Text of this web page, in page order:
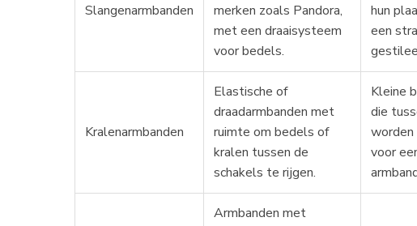
Slangenarmbanden
merken zoals Pandora,
met een draaisysteem
voor bedels.
hun
een
Kralenarmbanden
Elastische of
draadarmbanden met
ruimte om bedels of
kralen tussen de
schakels te rijgen.
Kleine
die
worden
voor
Armbanden met